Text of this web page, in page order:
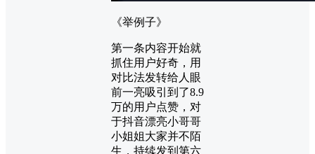
《举例子》
第一条内容开始就
抓住用户好奇，用
对比法发转给人眼
前一亮吸引到了8.9
万的用户点赞，对
于抖音漂亮小哥哥
小姐姐大家并不陌
生，持续发到第六